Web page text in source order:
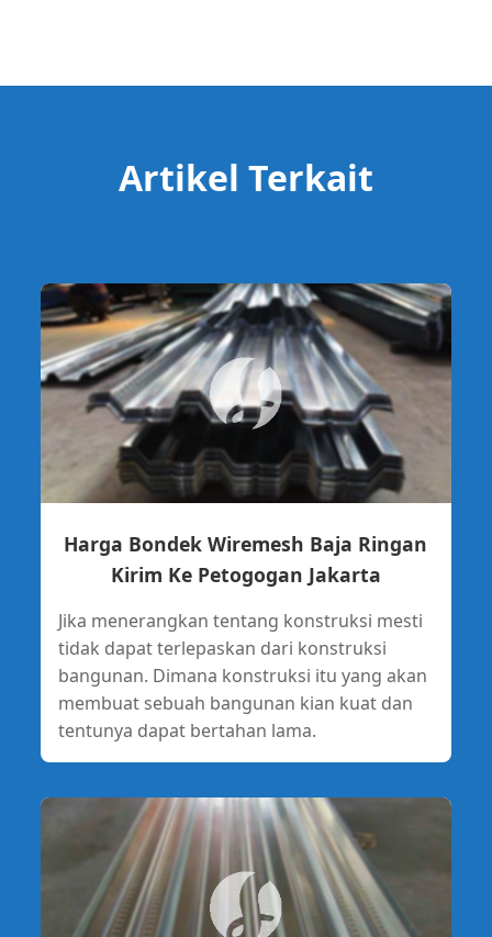
Artikel Terkait
Harga Bondek Wiremesh Baja Ringan
Kirim Ke Petogogan Jakarta
Jika menerangkan tentang konstruksi mesti
tidak dapat terlepaskan dari konstruksi
bangunan. Dimana konstruksi itu yang akan
membuat sebuah bangunan kian kuat dan
tentunya dapat bertahan lama.